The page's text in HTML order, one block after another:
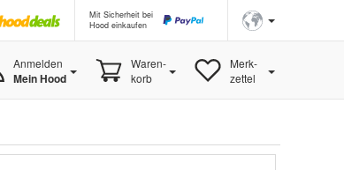
Mit Sicherheit bei
Hood einkaufen
Anmelden
Mein Hood
Waren-
korb
Merk-
zettel